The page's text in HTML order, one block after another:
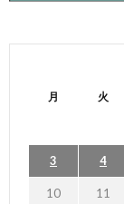
月 火
3 4
10 11